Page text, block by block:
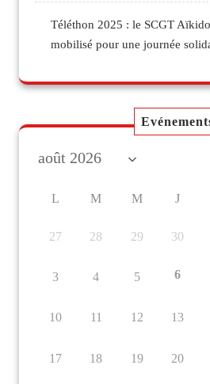
Téléthon 2025 : le SCGT
mobilisé pour une journée
L M M J
27 28 29 30
3 4 5 6
10 11 12 13
17 18 19 20